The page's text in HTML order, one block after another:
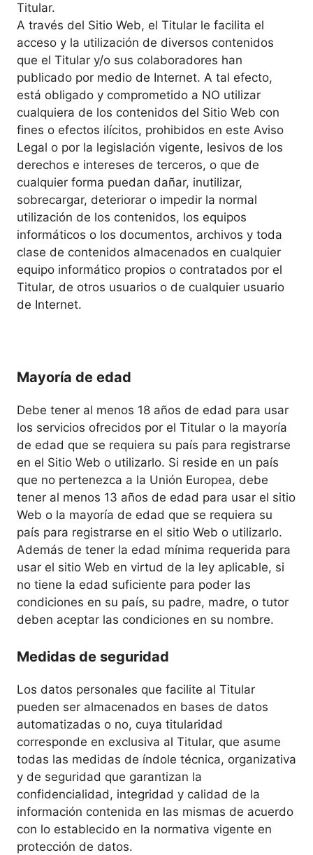
Titular.
A través del Sitio Web, el Titular le facilita el
acceso y la utilización de diversos contenidos
que el Titular y/o sus colaboradores han
publicado por medio de Internet. A tal efecto,
está obligado y comprometido a NO utilizar
cualquiera de los contenidos del Sitio Web con
fines o efectos ilícitos, prohibidos en este Aviso
Legal o por la legislación vigente, lesivos de los
derechos e intereses de terceros, o que de
cualquier forma puedan dañar, inutilizar,
sobrecargar, deteriorar o impedir la normal
utilización de los contenidos, los equipos
informáticos o los documentos, archivos y toda
clase de contenidos almacenados en cualquier
equipo informático propios o contratados por el
Titular, de otros usuarios o de cualquier usuario
de Internet.
Mayoría de edad
Debe tener al menos 18 años de edad para usar
los servicios ofrecidos por el Titular o la mayoría
de edad que se requiera su país para registrarse
en el Sitio Web o utilizarlo. Si reside en un país
que no pertenezca a la Unión Europea, debe
tener al menos 13 años de edad para usar el sitio
Web o la mayoría de edad que se requiera su
país para registrarse en el sitio Web o utilizarlo.
Además de tener la edad mínima requerida para
usar el sitio Web en virtud de la ley aplicable, si
no tiene la edad suficiente para poder las
condiciones en su país, su padre, madre, o tutor
deben aceptar las condiciones en su nombre.
Medidas de seguridad
Los datos personales que facilite al Titular
pueden ser almacenados en bases de datos
automatizadas o no, cuya titularidad
corresponde en exclusiva al Titular, que asume
todas las medidas de índole técnica, organizativa
y de seguridad que garantizan la
confidencialidad, integridad y calidad de la
información contenida en las mismas de acuerdo
con lo establecido en la normativa vigente en
protección de datos.